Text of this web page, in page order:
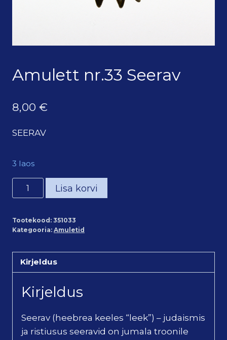
Amulett nr.33 Seerav
8,00 €
SEERAV
3 laos
Amulett
nr.33
kogus
Lisa korvi
Tootekood: 351033
Kategooria: Amuletid
Kirjeldus
Kirjeldus
Seerav (heebrea keeles “leek”) – judaismis
ja ristiusus seeravid on jumala troonile